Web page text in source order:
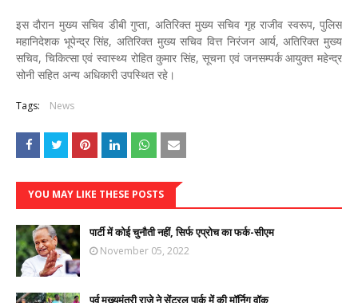
इस दौरान मुख्य सचिव डीबी गुप्ता, अतिरिक्त मुख्य सचिव गृह राजीव स्वरूप, पुलिस
महानिदेशक भूपेन्द्र सिंह, अतिरिक्त मुख्य सचिव वित्त निरंजन आर्य, अतिरिक्त मुख्य
सचिव, चिकित्सा एवं स्वास्थ्य रोहित कुमार सिंह, सूचना एवं जनसम्पर्क आयुक्त महेन्द्र
सोनी सहित अन्य अधिकारी उपस्थित रहे।
Tags: News
YOU MAY LIKE THESE POSTS
पार्टी में कोई चुनौती नहीं, सिर्फ एप्रोच का फर्क-सीएम
November 05, 2022